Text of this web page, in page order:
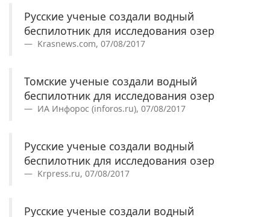
Русские ученые создали водный
беспилотник для исследования озер
Krasnews.com, 07/08/2017
Томские ученые создали водный
беспилотник для исследования озер
ИА Инфорос (inforos.ru), 07/08/2017
Русские ученые создали водный
беспилотник для исследования озер
Krpress.ru, 07/08/2017
Русские ученые создали водный